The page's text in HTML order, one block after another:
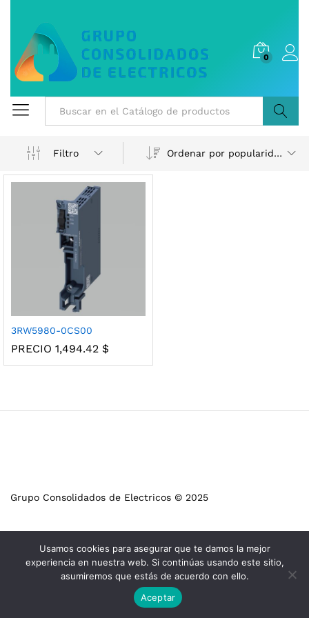
0
Filtro
Ordenar por popularidad
3RW5980-0CS00
PRECIO 1,494.42 $
Grupo Consolidados de Electricos © 2025
Usamos cookies para asegurar que te damos la mejor
experiencia en nuestra web. Si continúas usando este sitio,
asumiremos que estás de acuerdo con ello.
Aceptar